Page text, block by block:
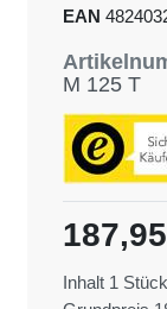
EAN
M 125 T
Inhalt 1 Stück